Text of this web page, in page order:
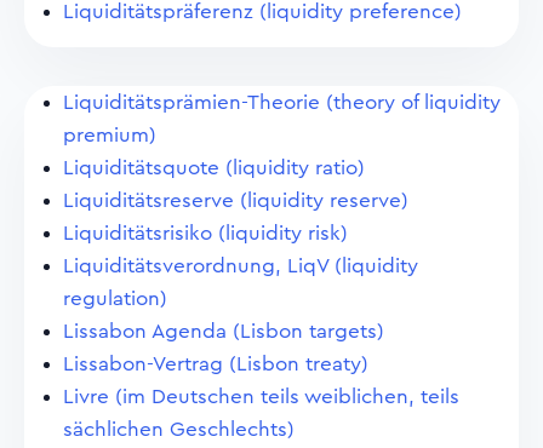
Liquiditätspräferenz (liquidity preference)
Liquiditätsprämien-Theorie (theory of liquidity
premium)
Liquiditätsquote (liquidity ratio)
Liquiditätsreserve (liquidity reserve)
Liquiditätsrisiko (liquidity risk)
Liquiditätsverordnung, LiqV (liquidity
regulation)
Lissabon Agenda (Lisbon targets)
Lissabon-Vertrag (Lisbon treaty)
Livre (im Deutschen teils weiblichen, teils
sächlichen Geschlechts)